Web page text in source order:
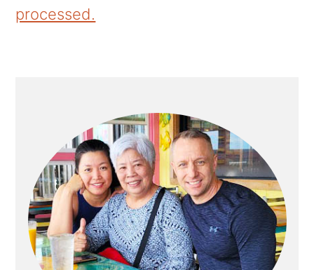
processed.